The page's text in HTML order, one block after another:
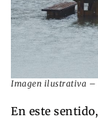
Imagen ilustrativa –
En este